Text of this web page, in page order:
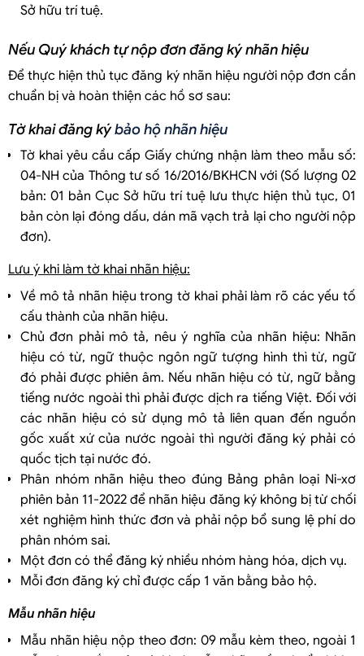
Sở hữu trí tuệ.
Nếu Quý khách tự nộp đơn đăng ký nhãn hiệu
Để thực hiện thủ tục đăng ký nhãn hiệu người nộp đơn cần
chuẩn bị và hoàn thiện các hồ sơ sau:
Tờ khai đăng kýbảo hộ nhãn hiệu
Tờ khai yêu cầu cấp Giấy chứng nhận làm theo mẫu số:
04-NH của Thông tư số 16/2016/BKHCN với (Số lượng 02
bản: 01 bản Cục Sở hữu trí tuệ lưu thực hiện thủ tục, 01
bản còn lại đóng dấu, dán mã vạch trả lại cho người nộp
đơn).
Lưu ý khi làm tờ khai nhãn hiệu:
Về mô tả nhãn hiệu trong tờ khai phải làm rõ các yếu tố
cấu thành của nhãn hiệu.
Chủ đơn phải mô tả, nêu ý nghĩa của nhãn hiệu: Nhãn
hiệu có từ, ngữ thuộc ngôn ngữ tượng hình thì từ, ngữ
đó phải được phiên âm. Nếu nhãn hiệu có từ, ngữ bằng
tiếng nước ngoài thì phải được dịch ra tiếng Việt. Đối với
các nhãn hiệu có sử dụng mô tả liên quan đến nguồn
gốc xuất xứ của nước ngoài thì người đăng ký phải có
quốc tịch tại nước đó.
Phân nhóm nhãn hiệu theo đúng Bảng phân loại Ni-xơ
phiên bản 11-2022 để nhãn hiệu đăng ký không bị từ chối
xét nghiệm hình thức đơn và phải nộp bổ sung lệ phí do
phân nhóm sai.
Một đơn có thể đăng ký nhiều nhóm hàng hóa, dịch vụ.
Mỗi đơn đăng ký chỉ được cấp 1 văn bằng bảo hộ.
Mẫu nhãn hiệu
Mẫu nhãn hiệu nộp theo đơn: 09 mẫu kèm theo, ngoài 1